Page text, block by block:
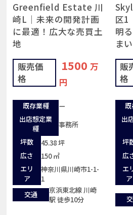
Greenfield Estate 川
崎L｜未来の開発計画
に最適！広大な売買土
地
販売価
格
1500 万
円
既存業種
ー
出店想定業
種
事務所
坪数
45.38 坪
広さ
150 ㎡
エリ
ア
神奈川県川崎市1-1-
1
交通
京浜東北線 川崎
駅 徒歩10分
区1
明
まい
販
格
出
坪
広
エ
ア